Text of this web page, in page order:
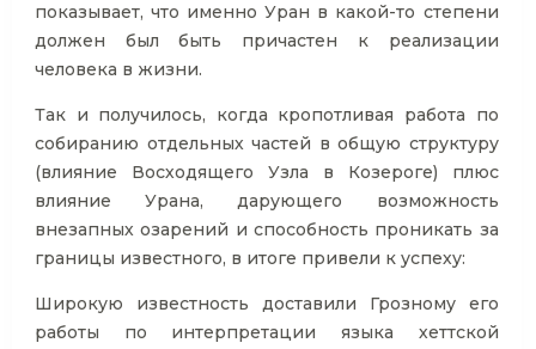
показывает, что именно Уран в какой-то степени
должен был быть причастен к реализации
человека в жизни.
Так и получилось, когда кропотливая работа по
собиранию отдельных частей в общую структуру
(влияние Восходящего Узла в Козероге) плюс
влияние Урана, дарующего возможность
внезапных озарений и способность проникать за
границы известного, в итоге привели к успеху:
Широкую известность доставили Грозному его
работы по интерпретации языка хеттской